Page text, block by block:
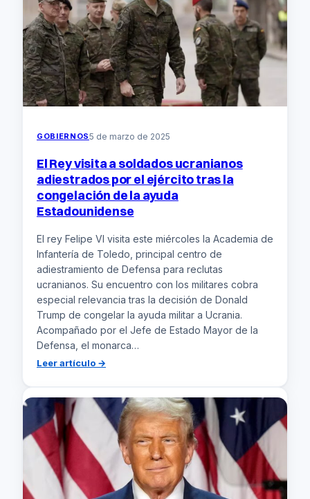
Militar
del
Año
en
la
Frontera
Este:
25’
GOBIERNOS5 de marzo de 2025
El Rey visita a soldados ucranianos
adiestrados por el ejército tras la
congelación de la ayuda
Estadounidense
El rey Felipe VI visita este miércoles la Academia de
Infantería de Toledo, principal centro de
adiestramiento de Defensa para reclutas
ucranianos. Su encuentro con los militares cobra
especial relevancia tras la decisión de Donald
Trump de congelar la ayuda militar a Ucrania.
Acompañado por el Jefe de Estado Mayor de la
Defensa, el monarca…
Leer artículo →
visita
a
soldados
ucranianos
adiestrados
por
el